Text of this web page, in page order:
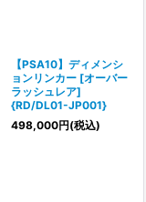
【PSA10】ディメンシ
ョンリンカー [オーバー
ラッシュレア]
{RD/DL01-JP001}
498,000円(税込)